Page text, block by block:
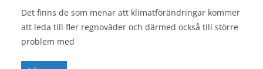
Det finns de som menar att klimatförändringar kommer
att leda till fler regnoväder och därmed också till större
problem med